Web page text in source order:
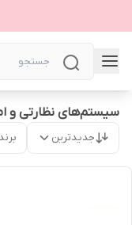
سیستم‌های نظارتی و
جدیدترین